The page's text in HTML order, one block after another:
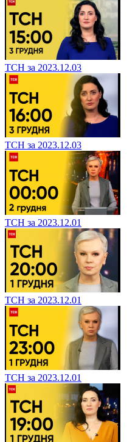
ТСН за 2023.12.03
ТСН за 2023.12.03
ТСН за 2023.12.01
ТСН за 2023.12.01
ТСН за 2023.12.01